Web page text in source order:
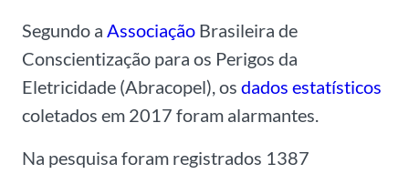
Segundo a Associação Brasileira de
Conscientização para os Perigos da
Eletricidade (Abracopel), os dados estatísticos
coletados em 2017 foram alarmantes.
Na pesquisa foram registrados 1387